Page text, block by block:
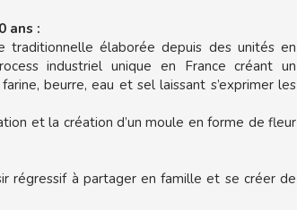
ans :
élaborée depuis des unités en
industriel unique en France créant un
beurre, eau et sel laissant s’exprimer les
et la création d’un moule en forme de fleur
régressif à partager en famille et se créer de